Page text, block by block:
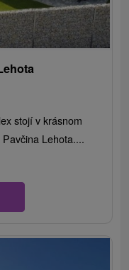
stojí v krásnom
Lehota....